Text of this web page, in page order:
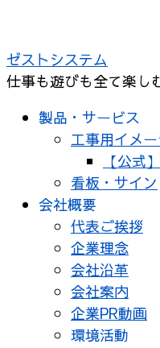
ゼストシステム
仕事も遊びも全て楽し
製品・サービス
工事用イメ
【公式
看板・サイン
会社概要
代表ご挨拶
企業理念
会社沿革
会社案内
企業PR動画
環境活動